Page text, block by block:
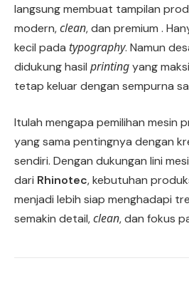
langsung membuat tampilan
modern,clean, dan premium .
kecil pada typography. Namun
didukung hasil printingyang
tetap keluar dengan sempurna
Itulah mengapa pemilihan mesin
yang sama pentingnya dengan
sendiri. Dengan dukungan lini
dari Rhinotec, kebutuhan
menjadi lebih siap menghadapi
semakin detail,clean, dan fokus